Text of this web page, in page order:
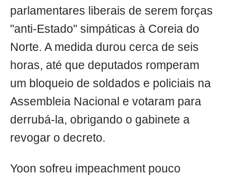
parlamentares liberais de serem forças
"anti-Estado" simpáticas à Coreia do
Norte. A medida durou cerca de seis
horas, até que deputados romperam
um bloqueio de soldados e policiais na
Assembleia Nacional e votaram para
derrubá-la, obrigando o gabinete a
revogar o decreto.
Yoon sofreu impeachment pouco